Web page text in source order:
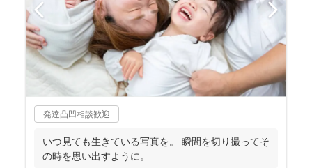
発達凸凹相談歓迎
いつ見ても生きている写真を。 瞬間を切り撮ってそ
の時を思い出すように。